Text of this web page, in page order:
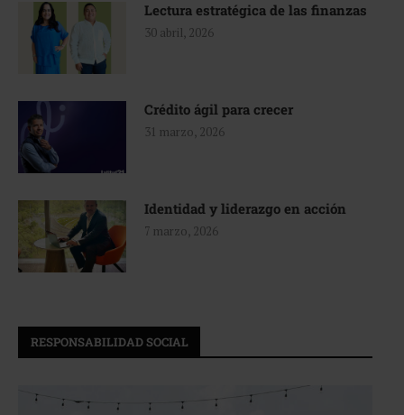
Lectura estratégica de las finanzas
30 abril, 2026
Crédito ágil para crecer
31 marzo, 2026
Identidad y liderazgo en acción
7 marzo, 2026
RESPONSABILIDAD SOCIAL